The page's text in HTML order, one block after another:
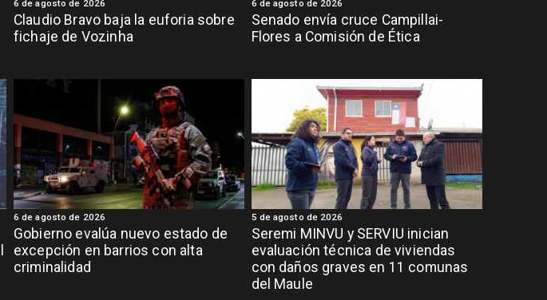
Claudio Bravo baja la euforia sobre
fichaje de Vozinha
6 de agosto de 2026
Senado envía cruce Campillai-
Flores a Comisión de Ética
6 de agosto de 2026
Gobierno evalúa nuevo estado de
excepción en barrios con alta
criminalidad
6 de agosto de 2026
Seremi MINVU y SERVIU inician
evaluación técnica de viviendas
con daños graves en 11 comunas
del Maule
5 de agosto de 2026